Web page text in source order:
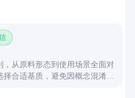
从原料形态到使用场景全面对
合适基质，避免因概念混淆导